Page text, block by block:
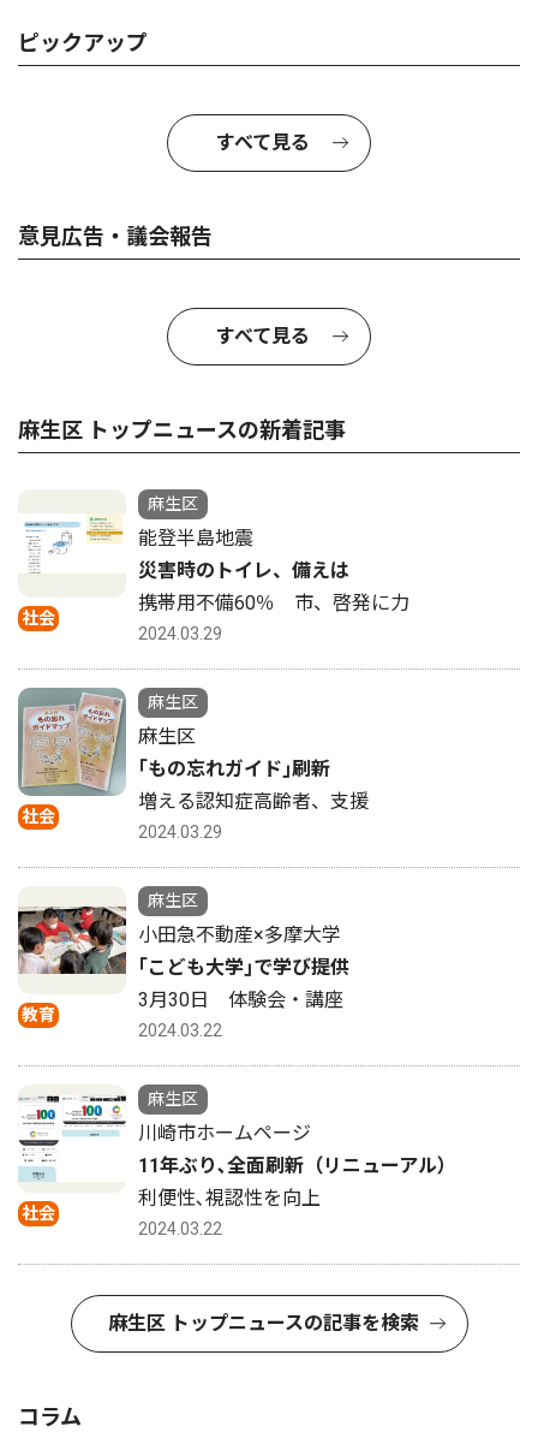
ピックアップ
すべて見る
意見広告・議会報告
すべて見る
麻生区 トップニュースの新着記事
社会
麻生区
能登半島地震
災害時のトイレ、備えは
携帯用不備60％ 市、啓発に力
2024.03.29
社会
麻生区
麻生区
｢もの忘れガイド｣刷新
増える認知症高齢者、支援
2024.03.29
教育
麻生区
小田急不動産×多摩大学
｢こども大学｣で学び提供
3月30日 体験会・講座
2024.03.22
社会
麻生区
川崎市ホームページ
11年ぶり､全面刷新（リニューアル）
利便性､視認性を向上
2024.03.22
麻生区 トップニュースの記事を検索
コラム